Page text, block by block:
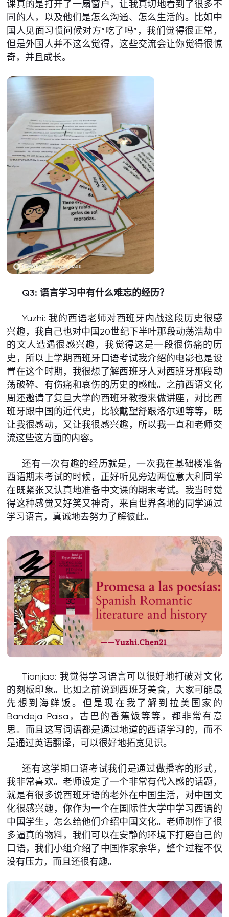
课真的是打开了一扇窗户，让我真切地看到了很多不
同的人，以及他们是怎么沟通、怎么生活的。比如中
国人见面习惯问候对方“吃了吗”，我们觉得很正常，
但是外国人并不这么觉得，这些交流会让你觉得很惊
奇，并且成长。
Q3: 语言学习中有什么难忘的经历？
Yuzhi: 我的西语老师对西班牙内战这段历史很感
兴趣，我自己也对中国20世纪下半叶那段动荡浩劫中
的文人遭遇很感兴趣，我觉得这是一段很伤痛的历
史，所以上学期西班牙口语考试我介绍的电影也是设
置在这个时期，我很想了解西班牙人对西班牙那段动
荡破碎、有伤痛和哀伤的历史的感触。之前西语文化
周还邀请了复旦大学的西班牙教授来做讲座，对比西
班牙跟中国的近代史，比较戴望舒跟洛尔迦等等，既
让我很感动，又让我很感兴趣，所以我一直和老师交
流这些这方面的内容。
还有一次有趣的经历就是，一次我在基础楼准备
西语期末考试的时候，正好听见旁边两位意大利同学
在既紧张又认真地准备中文课的期末考试。我当时觉
得这种感觉又好笑又神奇，来自世界各地的同学通过
学习语言，真诚地去努力了解彼此。
Tianjiao: 我觉得学习语言可以很好地打破对文化
的刻板印象。比如之前说到西班牙美食，大家可能最
先想到海鲜饭。但是现在我了解到拉美国家的
Bandeja Paisa，古巴的香蕉饭等等，都非常有意
思。而且这写词语都是通过地道的西语学习的，而不
是通过英语翻译，可以很好地拓宽见识。
还有这学期口语考试我们是通过做播客的形式，
我非常喜欢。老师设定了一个非常有代入感的话题，
就是有很多说西班牙语的老外在中国生活，对中国文
化很感兴趣，你作为一个在国际性大学中学习西语的
中国学生，怎么给他们介绍中国文化。老师制作了很
多逼真的物料，我们可以在安静的环境下打磨自己的
口语，我们小组介绍了中国作家余华，整个过程不仅
没有压力，而且还很有趣。